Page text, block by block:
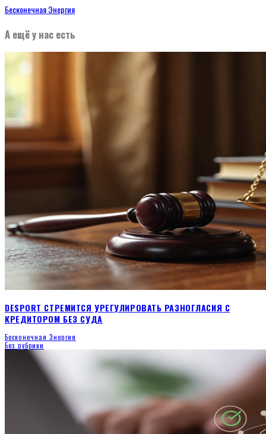
Бесконечная Энергия
А ещё у нас есть
DESPORT СТРЕМИТСЯ УРЕГУЛИРОВАТЬ РАЗНОГЛАСИЯ С
КРЕДИТОРОМ БЕЗ СУДА
Бесконечная Энергия
Без рубрики